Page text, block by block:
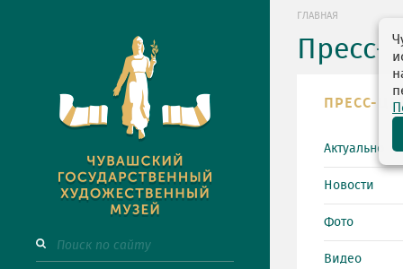
ГЛАВНАЯ
Пресс-
ПРЕСС-
Актуально
Новости
Фото
Видео